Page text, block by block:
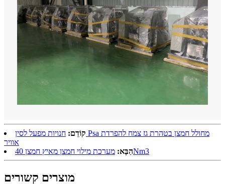
קוֹדֵם: חנויות מפעל לסין Psa מחולל חמצן בטהרת גז צמח להפרדת
אוויר
הַבָּא:מערכת מילוי חמצן מאיץ חמצן 40Nm3
מוצרים קשורים